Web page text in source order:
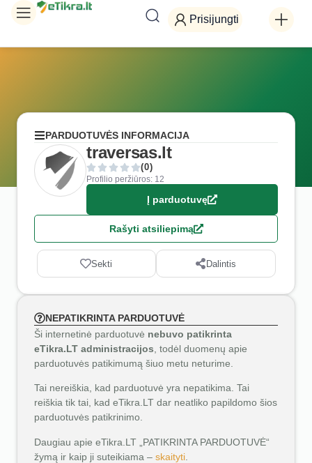
Prisijungti
PARDUOTUVĖS INFORMACIJA
traversas.lt
(0)
Profilio peržiūros: 12
Į parduotuvę
Rašyti atsiliepimą
Sekti Dalintis
NEPATIKRINTA PARDUOTUVĖ
Ši internetinė parduotuvė nebuvo patikrinta
eTikra.LT administracijos , todėl duomenų apie
parduotuvės patikimumą šiuo metu neturime.
Tai nereiškia, kad parduotuvė yra nepatikima. Tai
reiškia tik tai, kad eTikra.LT dar neatliko papildomo šios
parduotuvės patikrinimo.
Daugiau apie eTikra.LT „PATIKRINTA PARDUOTUVĖ“
žymą ir kaip ji suteikiama – skaityti